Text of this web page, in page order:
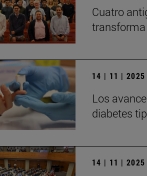
Cuatro
transforma
14 | 11 | 2025
Los
diabetes
14 | 11 | 2025